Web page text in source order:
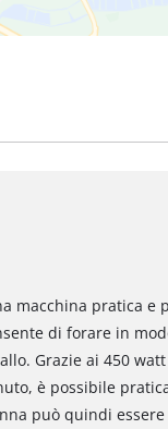
macchina pratica e
di forare in
Grazie ai 450
è possibile
può quindi